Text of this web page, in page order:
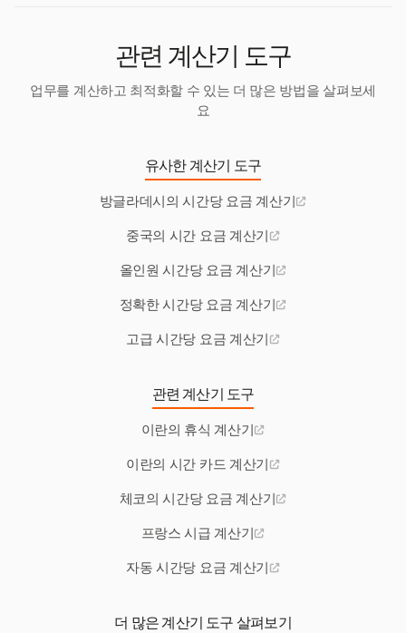
관련 계산기 도구
업무를 계산하고 최적화할 수 있는 더 많은 방법을 살펴보세
요
유사한 계산기 도구
방글라데시의 시간당 요금 계산기
중국의 시간 요금 계산기
올인원 시간당 요금 계산기
정확한 시간당 요금 계산기
고급 시간당 요금 계산기
관련 계산기 도구
이란의 휴식 계산기
이란의 시간 카드 계산기
체코의 시간당 요금 계산기
프랑스 시급 계산기
자동 시간당 요금 계산기
더 많은 계산기 도구 살펴보기